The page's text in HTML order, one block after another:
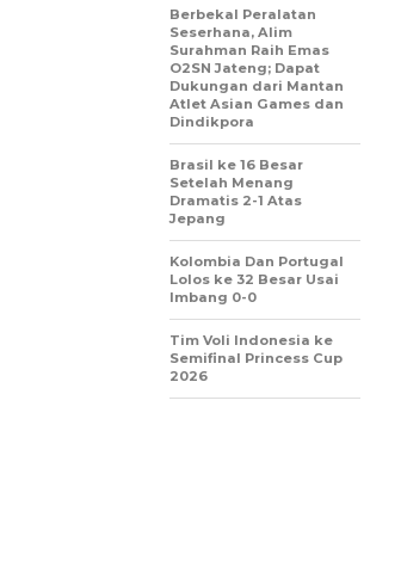
Berbekal Peralatan
Seserhana, Alim
Surahman Raih Emas
O2SN Jateng; Dapat
Dukungan dari Mantan
Atlet Asian Games dan
Dindikpora
Brasil ke 16 Besar
Setelah Menang
Dramatis 2-1 Atas
Jepang
Kolombia Dan Portugal
Lolos ke 32 Besar Usai
Imbang 0-0
Tim Voli Indonesia ke
Semifinal Princess Cup
2026